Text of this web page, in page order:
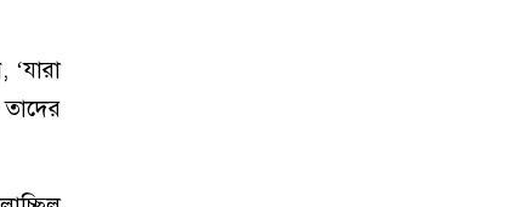
‘যারা